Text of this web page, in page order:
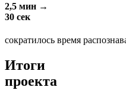
2,5 мин →
30 сек
сократилось время
Итоги
проекта